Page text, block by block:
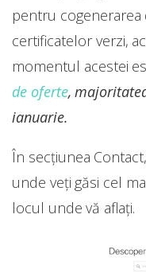
pentru cogenerarea
certificatelor verzi,
momentul acestei
de oferte,
ianuarie.
În secțiunea
unde veți găsi cel
locul unde vă aflați.